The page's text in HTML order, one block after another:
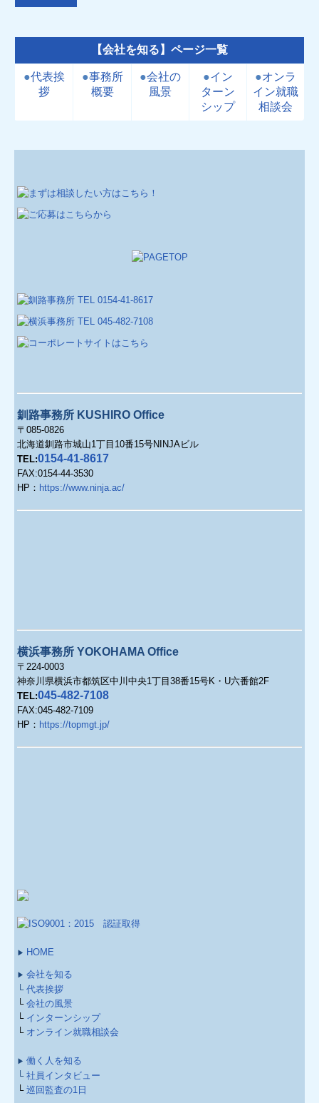
【会社を知る】ページ一覧
●代表挨
拶
●事務所
概要
●会社の
風景
●イン
ターン
シップ
●オンラ
イン就職
相談会
釧路事務所 KUSHIRO Office
〒085-0826
北海道釧路市城山1丁目10番15号NINJAビル
TEL:0154-41-8617
FAX:0154-44-3530
HP ： https://www.ninja.ac/
横浜事務所 YOKOHAMA Office
〒224-0003
神奈川県横浜市都筑区中川中央1丁目38番15号K・U六番館2F
TEL:045-482-7108
FAX:045-482-7109
HP： https://topmgt.jp/
▶ HOME
▶ 会社を知る
└ 代表挨拶
└会社の風景
└ インターンシップ
└ オンライン就職相談会
▶ 働く人を知る
└ 社員インタビュー
└巡回監査の1日